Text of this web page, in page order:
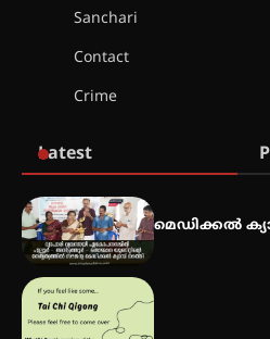
സാധ്യത
മില്ലി മീറ്റർ
Sanchari
Contact
Crime
Latest
മെഡിക്കൽ